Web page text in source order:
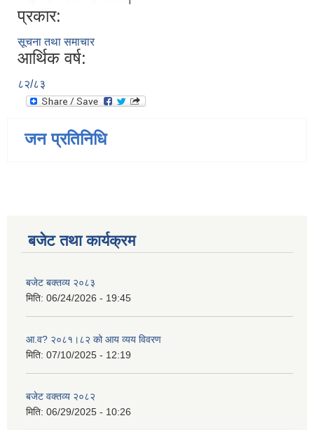
प्रकार:
सूचना तथा समाचार
आर्थिक वर्ष:
८२/८३
जन प्रतिनिधि
बजेट तथा कार्यक्रम
बजेट बक्तव्य २०८३
मिति: 06/24/2026 - 19:45
आ.व? २०८१।८२ को आय व्यय विवरण
मिति: 07/10/2025 - 12:19
बजेट वक्तव्य २०८२
मिति: 06/29/2025 - 10:26